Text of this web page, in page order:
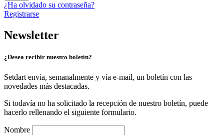
¿Ha olvidado su contraseña?
Registrarse
Newsletter
¿Desea recibir nuestro boletín?
Setdart envía, semanalmente y vía e-mail, un boletín con las
novedades más destacadas.
Si todavía no ha solicitado la recepción de nuestro boletín, puede
hacerlo rellenando el siguiente formulario.
Nombre